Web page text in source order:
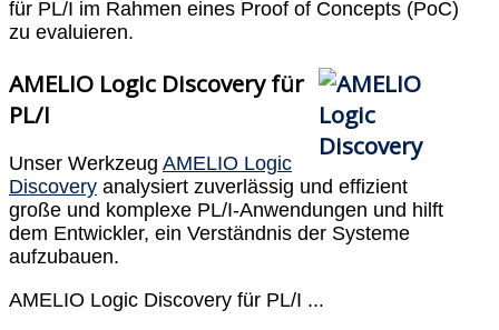
für PL/I im Rahmen eines Proof of Concepts (PoC)
zu evaluieren.
AMELIO Logic Discovery für
PL/I
Unser Werkzeug AMELIO Logic
Discovery analysiert zuverlässig und effizient
große und komplexe PL/I-Anwendungen und hilft
dem Entwickler, ein Verständnis der Systeme
aufzubauen.
AMELIO Logic Discovery für PL/I ...